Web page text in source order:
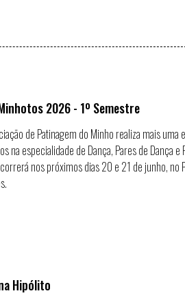
2026 - 1º Semestre
de Patinagem do Minho realiza mais uma
na especialidade de Dança, Pares de Dança e
nos próximos dias 20 e 21 de junho, no
Hipólito